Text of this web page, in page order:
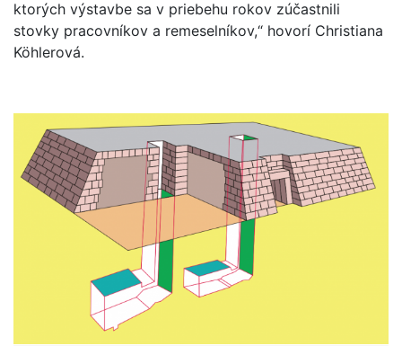
ktorých výstavbe sa v priebehu rokov zúčastnili
stovky pracovníkov a remeselníkov,“ hovorí Christiana
Köhlerová.